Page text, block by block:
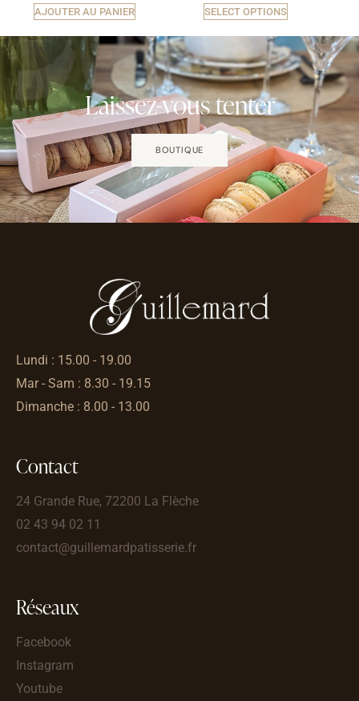
AJOUTER AU PANIER SELECT OPTIONS
Laissez-vous tenter
BOUTIQUE
Lundi : 15.00 - 19.00
Mar - Sam : 8.30 - 19.15
Dimanche : 8.00 - 13.00
Contact
24 Grande Rue, 72200 La Flèche
02 43 94 02 11
contact@guillemardpatisserie.fr
Réseaux
Facebook
Instagram
Youtube